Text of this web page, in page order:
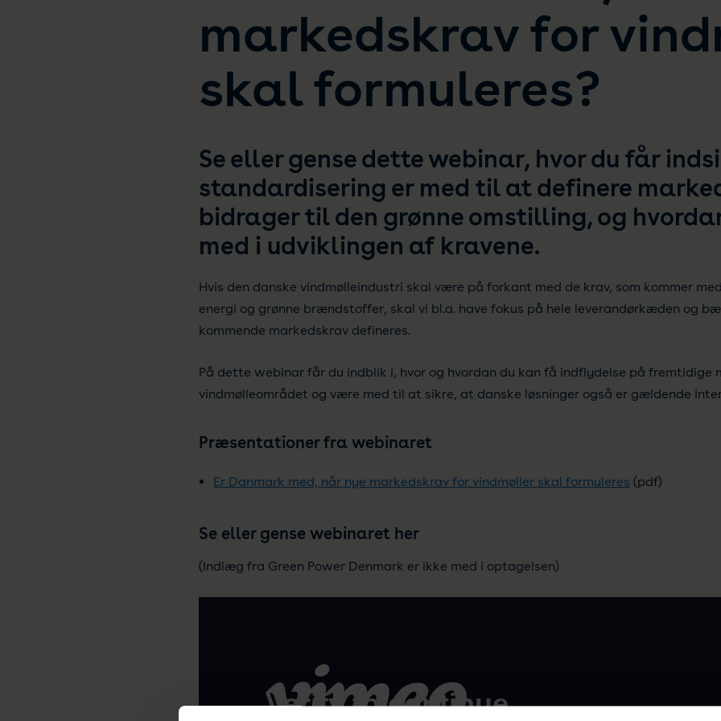
markedskrav for
skal formuleres?
Se eller gense dette webinar, hvor du får
standardisering er med til at definere
bidrager til den grønne omstilling, og
med i udviklingen af kravene.
Hvis den danske vindmølleindustri skal være på forkant med de krav, som kommer
energi og grønne brændstoffer, skal vi bl.a. have fokus på hele leverandørkæden og
kommende markedskrav defineres.
På dette webinar får du indblik i, hvor og hvordan du kan få indflydelse på fremtidige
vindmølleområdet og være med til at sikre, at danske løsninger også er gældende
Præsentationer fra webinaret
Er Danmark med, når nye markedskrav for vindmøller skal formuleres (pdf)
Se eller gense webinaret her
(Indlæg fra Green Power Denmark er ikke med i optagelsen)